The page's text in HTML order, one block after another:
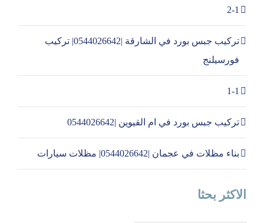
2-1
تركيب جبس بورد في الشارقة |0544026642| تركيب
فورسيلنج
1-1
تركيب جبس بورد في ام القيوين |0544026642
بناء مظلات في عجمان |0544026642| مظلات سيارات
الاكثر بحثا